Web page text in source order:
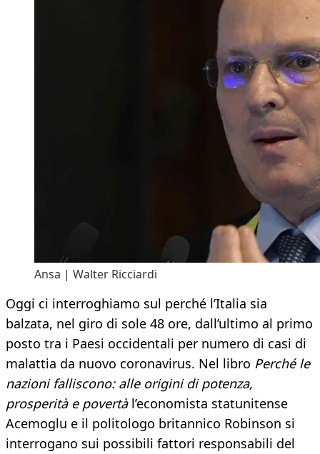
Ansa | Walter Ricciardi
Oggi ci interroghiamo sul perché l’Italia sia
balzata, nel giro di sole 48 ore, dall’ultimo al primo
posto tra i Paesi occidentali per numero di casi di
malattia da nuovo coronavirus. Nel libro Perché le
nazioni falliscono: alle origini di potenza,
prosperità e povertàl’economista statunitense
Acemoglu e il politologo britannico Robinson si
interrogano sui possibili fattori responsabili del